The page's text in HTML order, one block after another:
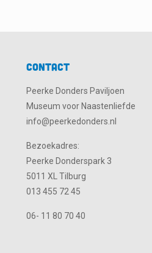
Contact
Peerke Donders Paviljoen
Museum voor Naastenliefde
info@peerkedonders.nl
Bezoekadres:
Peerke Donderspark 3
5011 XL Tilburg
013 455 72 45
06- 11 80 70 40